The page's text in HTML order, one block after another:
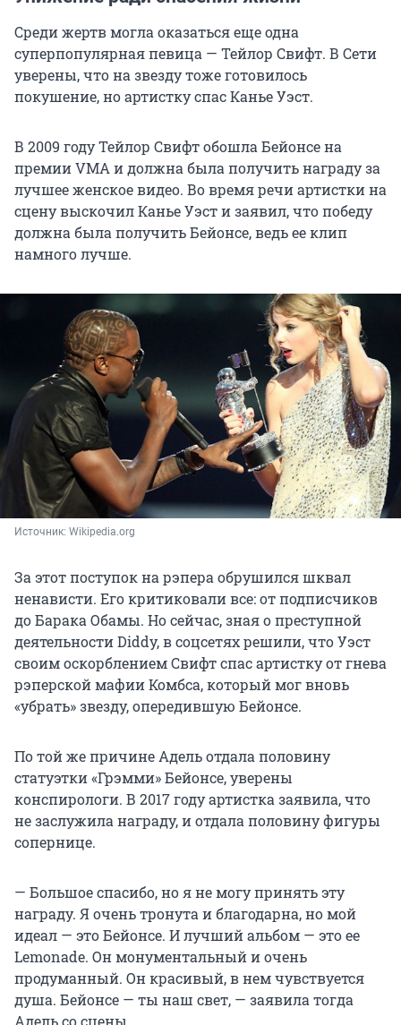
Среди жертв могла оказаться еще одна
суперпопулярная певица — Тейлор Свифт. В Сети
уверены, что на звезду тоже готовилось
покушение, но артистку спас Канье Уэст.
В 2009 году Тейлор Свифт обошла Бейонсе на
премии VMA и должна была получить награду за
лучшее женское видео. Во время речи артистки на
сцену выскочил Канье Уэст и заявил, что победу
должна была получить Бейонсе, ведь ее клип
намного лучше.
Источник: Wikipedia.org
За этот поступок на рэпера обрушился шквал
ненависти. Его критиковали все: от подписчиков
до Барака Обамы. Но сейчас, зная о преступной
деятельности Diddy, в соцсетях решили, что Уэст
своим оскорблением Свифт спас артистку от гнева
рэперской мафии Комбса, который мог вновь
«убрать» звезду, опередившую Бейонсе.
По той же причине Адель отдала половину
статуэтки «Грэмми» Бейонсе, уверены
конспирологи. В 2017 году артистка заявила, что
не заслужила награду, и отдала половину фигуры
сопернице.
— Большое спасибо, но я не могу принять эту
награду. Я очень тронута и благодарна, но мой
идеал — это Бейонсе. И лучший альбом — это ее
Lemonade. Он монументальный и очень
продуманный. Он красивый, в нем чувствуется
душа. Бейонсе — ты наш свет, — заявила тогда